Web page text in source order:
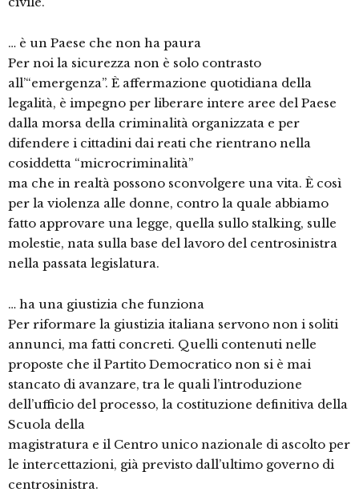
… è un Paese che non ha paura
Per noi la sicurezza non è solo contrasto
all’“emergenza”. È affermazione quotidiana della
legalità, è impegno per liberare intere aree del Paese
dalla morsa della criminalità organizzata e per
difendere i cittadini dai reati che rientrano nella
cosiddetta “microcriminalità”
ma che in realtà possono sconvolgere una vita. È così
per la violenza alle donne, contro la quale abbiamo
fatto approvare una legge, quella sullo stalking, sulle
molestie, nata sulla base del lavoro del centrosinistra
nella passata legislatura.
… ha una giustizia che funziona
Per riformare la giustizia italiana servono non i soliti
annunci, ma fatti concreti. Quelli contenuti nelle
proposte che il Partito Democratico non si è mai
stancato di avanzare, tra le quali l’introduzione
dell’ufficio del processo, la costituzione definitiva della
Scuola della
magistratura e il Centro unico nazionale di ascolto per
le intercettazioni, già previsto dall’ultimo governo di
centrosinistra.